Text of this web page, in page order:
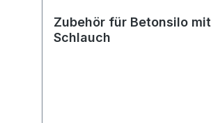
Zubehör für Betonsilo mit
Schlauch